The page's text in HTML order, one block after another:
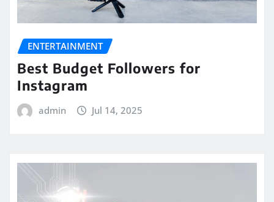
ENTERTAINMENT
Best Budget Followers for
Instagram
admin Jul 14, 2025